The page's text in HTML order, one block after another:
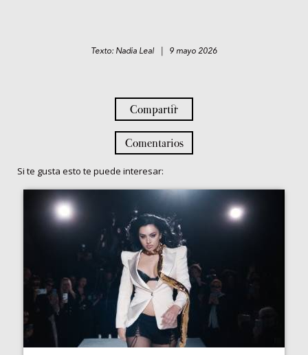
Texto: Nadia Leal | 9 mayo 2026
Compartir
Comentarios
Si te gusta esto te puede interesar: